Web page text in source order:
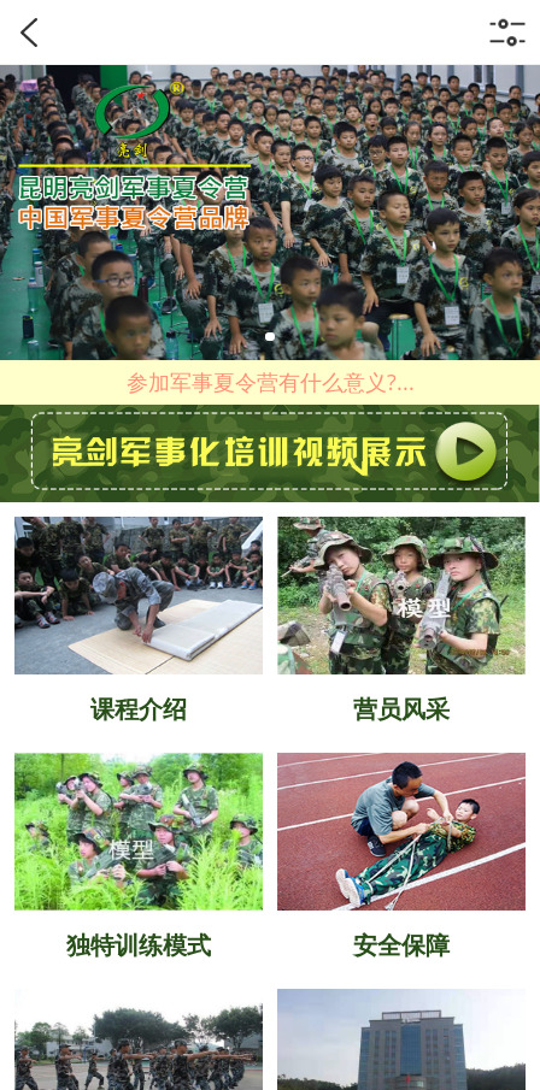
参加军事夏令营有什么意义?...
课程介绍 营员风采
独特训练模式 安全保障